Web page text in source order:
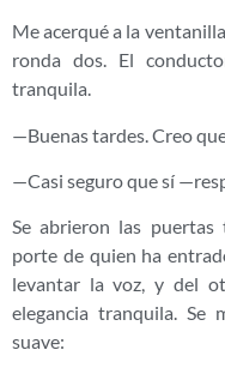
Me acerqué a la
ronda dos. El
tranquila.
—Buenas tardes. Creo
—Casi seguro que sí
Se abrieron las puertas
porte de quien ha
levantar la voz, y del
elegancia tranquila. Se
suave: